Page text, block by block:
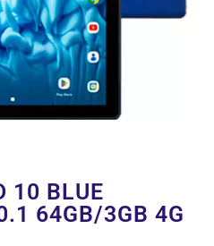
10 BLUE
64GB/3GB 4G